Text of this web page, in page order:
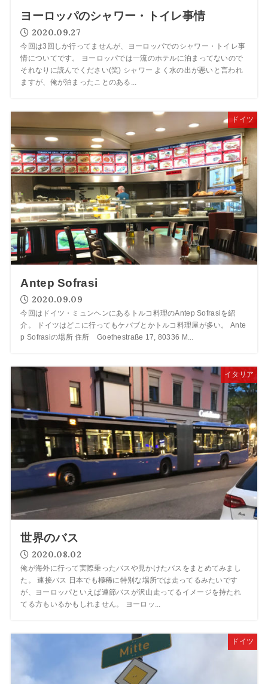
ヨーロッパのシャワー・トイレ事情
2020.09.27
今回は3回しか行ってませんが、ヨーロッパでのシャワー・トイレ事
情についてです。 ヨーロッパでは一流のホテルに泊まってないので
それなりに読んでください(笑) シャワー よく水の出が悪いと言われ
ますが、俺が泊まったことのある...
ドイツ
Antep Sofrasi
2020.09.09
今回はドイツ・ミュンヘンにあるトルコ料理のAntep Sofrasiを紹
介。 ドイツはどこに行ってもケバブとかトルコ料理屋が多い。 Ante
p Sofrasiの場所 住所 Goethestraße 17, 80336 M...
イタリア
世界のバス
2020.08.02
俺が海外に行って実際乗ったバスや見かけたバスをまとめてみまし
た。 連接バス 日本でも極稀に特別な場所では走ってるみたいです
が、ヨーロッパといえば連節バスが沢山走ってるイメージを持たれ
てる方もいるかもしれません。 ヨーロッ...
ドイツ